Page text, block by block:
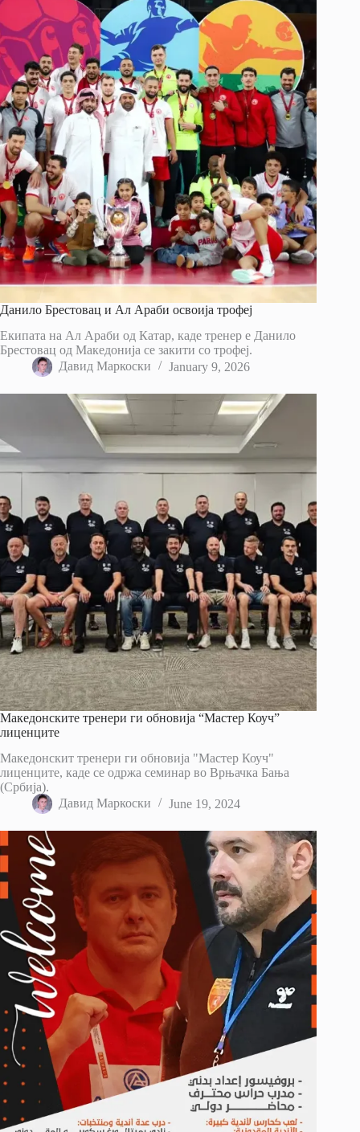
Данило Брестовац и Ал Араби освоија трофеј
Екипата на Ал Араби од Катар, каде тренер е Данило
Брестовац од Македонија се закити со трофеј.
Давид Маркоски
January 9, 2026
Македонските тренери ги обновија “Мастер Коуч”
лиценците
Македонскит тренери ги обновија "Мастер Коуч"
лиценците, каде се одржа семинар во Врњачка Бања
(Србија).
Давид Маркоски
June 19, 2024